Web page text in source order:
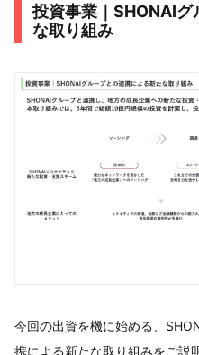
投資事業｜SHONAIグ
な取り組み
今回の出資を機に始める、
携による新たな取り組みをご説